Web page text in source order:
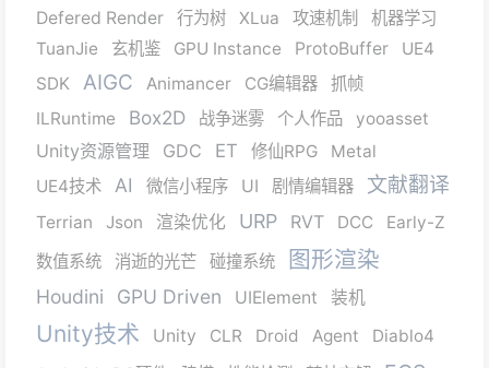
Defered Render
行为树 XLua 攻速机制
机器学习
TuanJie
玄机鉴 GPU Instance ProtoBuffer
UE4
SDK
AIGC Animancer CG编辑器
抓帧
ILRuntime
Box2D 战争迷雾 个人作品 yooasset
Unity资源管理 GDC ET 修仙RPG
Metal
UE4技术
AI 微信小程序 UI 剧情编辑器 文献翻译
Terrian Json 渲染优化 URP RVT DCC
Early-Z
数值系统
消逝的光芒 碰撞系统 图形渲染
Houdini GPU Driven UIElement 装机
Unity技术 Unity CLR Droid Agent
Diablo4